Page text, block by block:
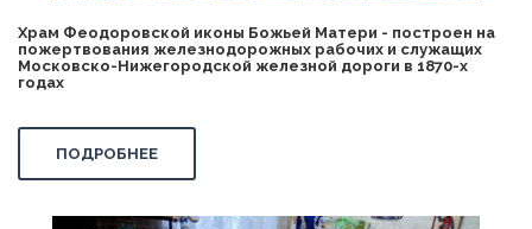
Храм Феодоровской иконы Божьей Матери - построен на
пожертвования железнодорожных рабочих и служащих
Московско-Нижегородской железной дороги в 1870-х
годах
ПОДРОБНЕЕ